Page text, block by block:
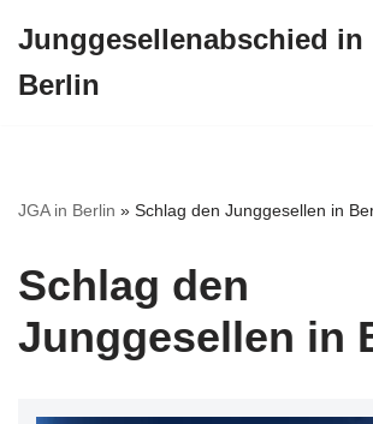
Inhalt
Junggesellenabschied in
Berlin
JGA in Berlin » Schlag den Junggesellen in
Schlag den
Junggesellen in